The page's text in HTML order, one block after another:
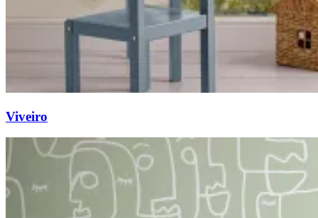
Viveiro